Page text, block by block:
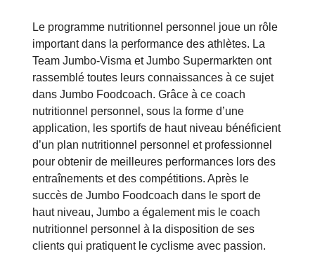
Le programme nutritionnel personnel joue un rôle
important dans la performance des athlètes. La
Team Jumbo-Visma et Jumbo Supermarkten ont
rassemblé toutes leurs connaissances à ce sujet
dans Jumbo Foodcoach. Grâce à ce coach
nutritionnel personnel, sous la forme d’une
application, les sportifs de haut niveau bénéficient
d’un plan nutritionnel personnel et professionnel
pour obtenir de meilleures performances lors des
entraînements et des compétitions. Après le
succès de Jumbo Foodcoach dans le sport de
haut niveau, Jumbo a également mis le coach
nutritionnel personnel à la disposition de ses
clients qui pratiquent le cyclisme avec passion.